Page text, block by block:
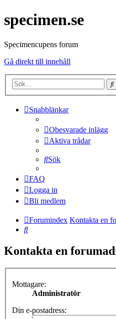
specimen.se
Specimencupens forum
Gå direkt till innehåll
Snabblänkar
Obesvarade inlägg
Aktiva trådar
Sök
FAQ
Logga in
Bli medlem
Forumindex Kontakta en
Sök
Kontakta en
Mottagare:
Administratör
Din e-postadress: